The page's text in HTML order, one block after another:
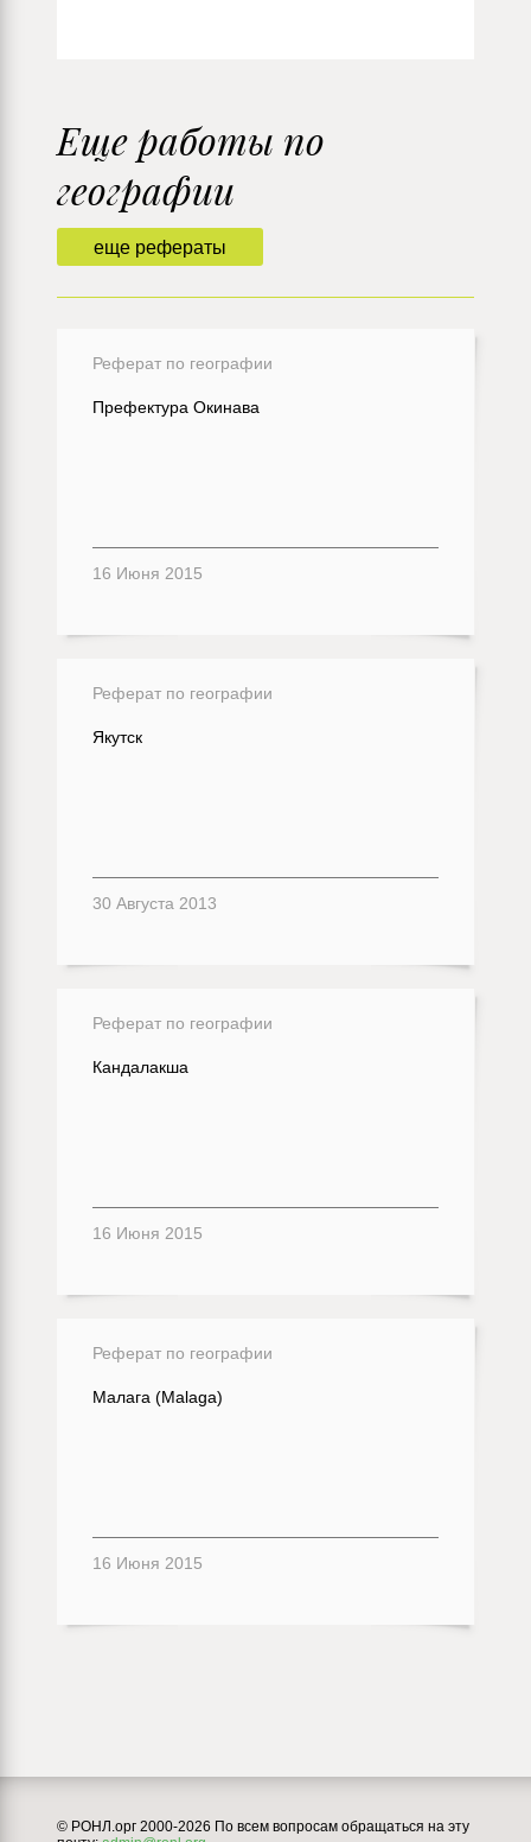
еще рефераты
Еще работы по
географии
Реферат по географии
Префектура Окинава
16 Июня 2015
Реферат по географии
Якутск
30 Августа 2013
Реферат по географии
Кандалакша
16 Июня 2015
Реферат по географии
Малага (Malaga)
16 Июня 2015
© РОНЛ.орг 2000-2026 По всем вопросам обращаться на эту